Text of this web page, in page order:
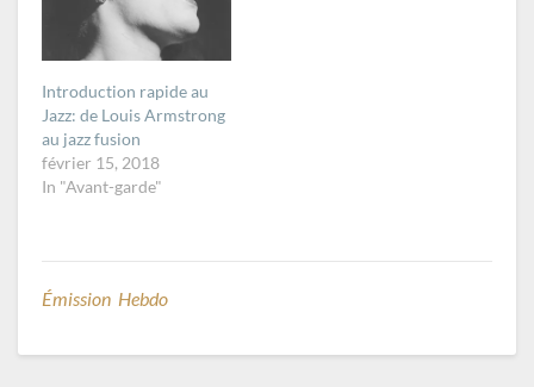
Introduction rapide au
Jazz: de Louis Armstrong
au jazz fusion
février 15, 2018
In "Avant-garde"
Émission Hebdo